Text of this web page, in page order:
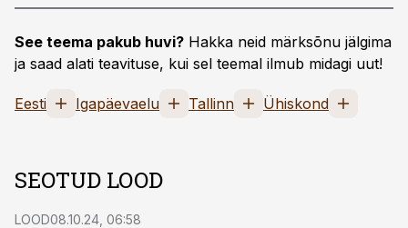
See teema pakub huvi? Hakka neid märksõnu jälgima
ja saad alati teavituse, kui sel teemal ilmub midagi uut!
Eesti Igapäevaelu Tallinn Ühiskond
SEOTUD LOOD
LOOD08.10.24, 06:58